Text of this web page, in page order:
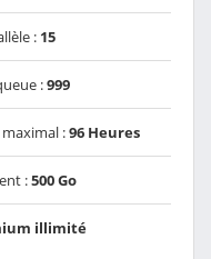
: 15
:999
:96 Heures
:500 Go
illimité